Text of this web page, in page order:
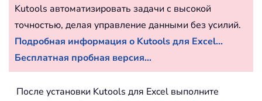
Kutools автоматизировать задачи с высокой
точностью, делая управление данными без усилий.
Подробная информация о Kutools для Excel...
Бесплатная пробная версия...
После установки Kutools для Excel выполните